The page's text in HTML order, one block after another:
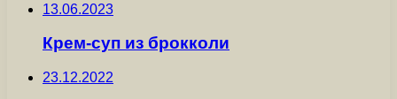
13.06.2023
Крем-суп из брокколи
23.12.2022